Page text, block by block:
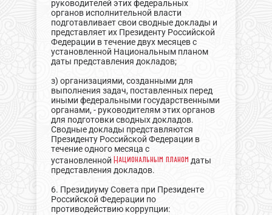
руководителей этих федеральных
органов исполнительной власти
подготавливает свои сводные доклады и
представляет их Президенту Российской
Федерации в течение двух месяцев с
установленной Национальным планом
даты представления докладов;
з) организациями, созданными для
выполнения задач, поставленных перед
иными федеральными государственными
органами, - руководителям этих органов
для подготовки сводных докладов.
Сводные доклады представляются
Президенту Российской Федерации в
течение одного месяца с
установленной Национальным планом даты
представления докладов.
6. Президиуму Совета при Президенте
Российской Федерации по
противодействию коррупции: